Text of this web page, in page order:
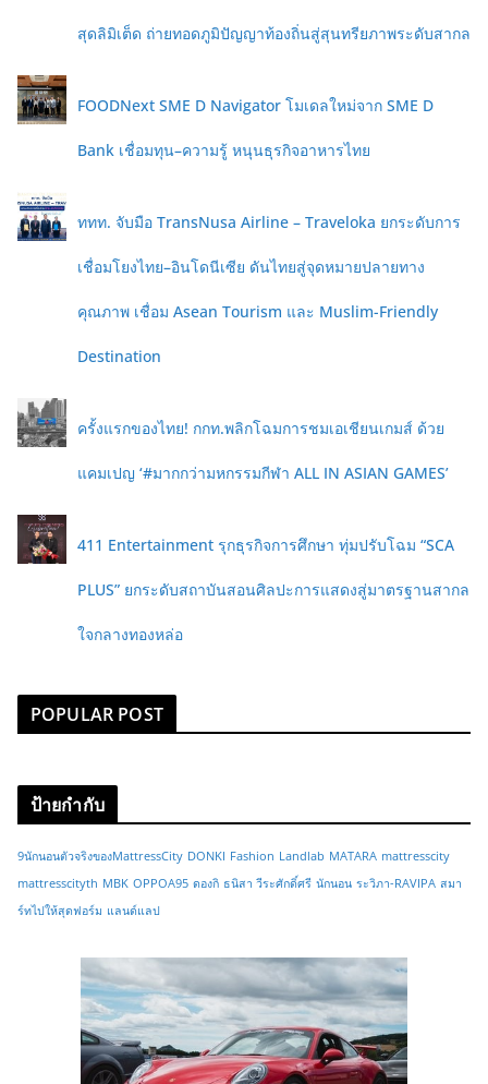
สุดลิมิเต็ด ถ่ายทอดภูมิปัญญาท้องถิ่นสู่สุนทรียภาพระดับสากล
FOODNext SME D Navigator โมเดลใหม่จาก SME D
Bank เชื่อมทุน–ความรู้ หนุนธุรกิจอาหารไทย
ททท. จับมือ TransNusa Airline – Traveloka ยกระดับการ
เชื่อมโยงไทย–อินโดนีเซีย ดันไทยสู่จุดหมายปลายทาง
คุณภาพ เชื่อม Asean Tourism และ Muslim-Friendly
Destination
ครั้งแรกของไทย! กกท.พลิกโฉมการชมเอเชียนเกมส์ ด้วย
แคมเปญ ‘#มากกว่ามหกรรมกีฬา ALL IN ASIAN GAMES’
411 Entertainment รุกธุรกิจการศึกษา ทุ่มปรับโฉม “SCA
PLUS” ยกระดับสถาบันสอนศิลปะการแสดงสู่มาตรฐานสากล
ใจกลางทองหล่อ
POPULAR POST
ป้ายกำกับ
9นักนอนตัวจริงของMattressCity DONKI Fashion Landlab MATARA mattresscity
mattresscityth MBK OPPOA95 ดองกิ ธนิสา วีระศักดิ์ศรี นักนอน ระวิภา-RAVIPA สมา
ร์ทไปให้สุดฟอร์ม แลนด์แลป